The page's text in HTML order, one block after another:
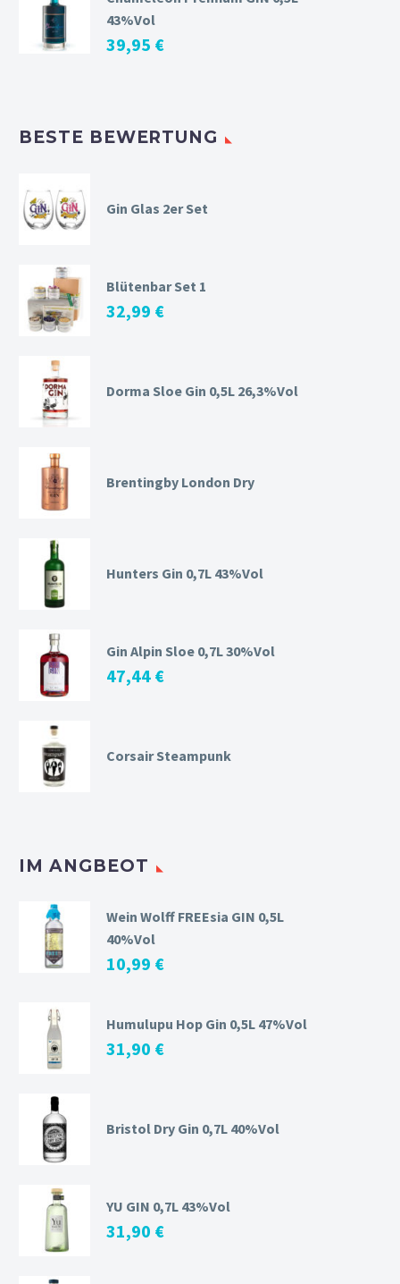
43%Vol
39,95 €
BESTE BEWERTUNG
Gin Glas 2er Set
Blütenbar Set 1
32,99 €
Dorma Sloe Gin 0,5L 26,3%Vol
Brentingby London Dry
Hunters Gin 0,7L 43%Vol
Gin Alpin Sloe 0,7L 30%Vol
47,44 €
Corsair Steampunk
IM ANGBEOT
Wein Wolff FREEsia GIN 0,5L
40%Vol
10,99 €
Humulupu Hop Gin 0,5L 47%Vol
31,90 €
Bristol Dry Gin 0,7L 40%Vol
YU GIN 0,7L 43%Vol
31,90 €